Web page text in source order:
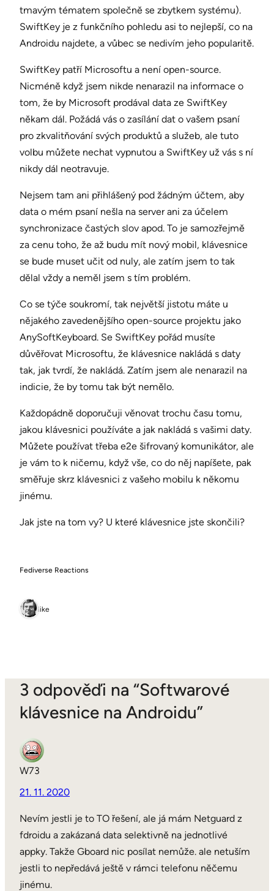
tmavým tématem společně se zbytkem systému).
SwiftKey je z funkčního pohledu asi to nejlepší, co na
Androidu najdete, a vůbec se nedivím jeho popularitě.
SwiftKey patří Microsoftu a není open-source.
Nicméně když jsem nikde nenarazil na informace o
tom, že by Microsoft prodával data ze SwiftKey
někam dál. Požádá vás o zasílání dat o vašem psaní
pro zkvalitňování svých produktů a služeb, ale tuto
volbu můžete nechat vypnutou a SwiftKey už vás s ní
nikdy dál neotravuje.
Nejsem tam ani přihlášený pod žádným účtem, aby
data o mém psaní nešla na server ani za účelem
synchronizace častých slov apod. To je samozřejmě
za cenu toho, že až budu mít nový mobil, klávesnice
se bude muset učit od nuly, ale zatím jsem to tak
dělal vždy a neměl jsem s tím problém.
Co se týče soukromí, tak největší jistotu máte u
nějakého zavedenějšího open-source projektu jako
AnySoftKeyboard. Se SwiftKey pořád musíte
důvěřovat Microsoftu, že klávesnice nakládá s daty
tak, jak tvrdí, že nakládá. Zatím jsem ale nenarazil na
indicie, že by tomu tak být nemělo.
Každopádně doporučuji věnovat trochu času tomu,
jakou klávesnici používáte a jak nakládá s vašimi daty.
Můžete používat třeba e2e šifrovaný komunikátor, ale
je vám to k ničemu, když vše, co do něj napíšete, pak
směřuje skrz klávesnici z vašeho mobilu k někomu
jinému.
Jak jste na tom vy? U které klávesnice jste skončili?
Fediverse Reactions
1 like
3 odpověďi na “Softwarové
klávesnice na Androidu”
W73
21. 11. 2020
Nevím jestli je to TO řešení, ale já mám Netguard z
fdroidu a zakázaná data selektivně na jednotlivé
appky. Takže Gboard nic posílat nemůže. ale netuším
jestli to nepředává ještě v rámci telefonu něčemu
jinému.